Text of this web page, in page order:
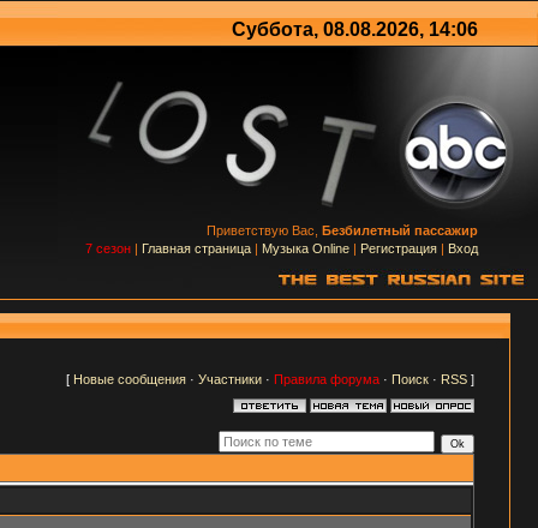
Суббота, 08.08.2026, 14:06
Приветствую Вас, Безбилетный пассажир
7 сезон | Главная страница | Музыка Online | Регистрация | Вход
[ Новые сообщения· Участники· Правила форума· Поиск· RSS]